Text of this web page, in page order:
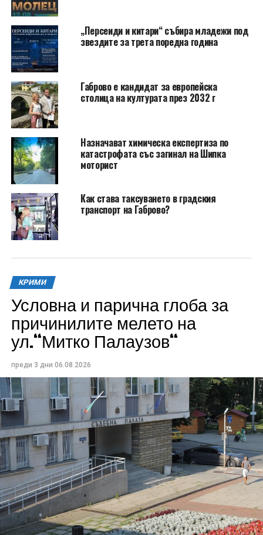
„Персеиди и китари“ събира младежи под
звездите за трета поредна година
Габрово е кандидат за европейска
столица на културата през 2032 г
Назначават химическа експертиза по
катастрофата със загинал на Шипка
моторист
Как става таксуването в градския
транспорт на Габрово?
КРИМИ
Условна и парична глоба за
причинилите мелето на
ул.“Митко Палаузов“
преди 3 дни 06.08.2026